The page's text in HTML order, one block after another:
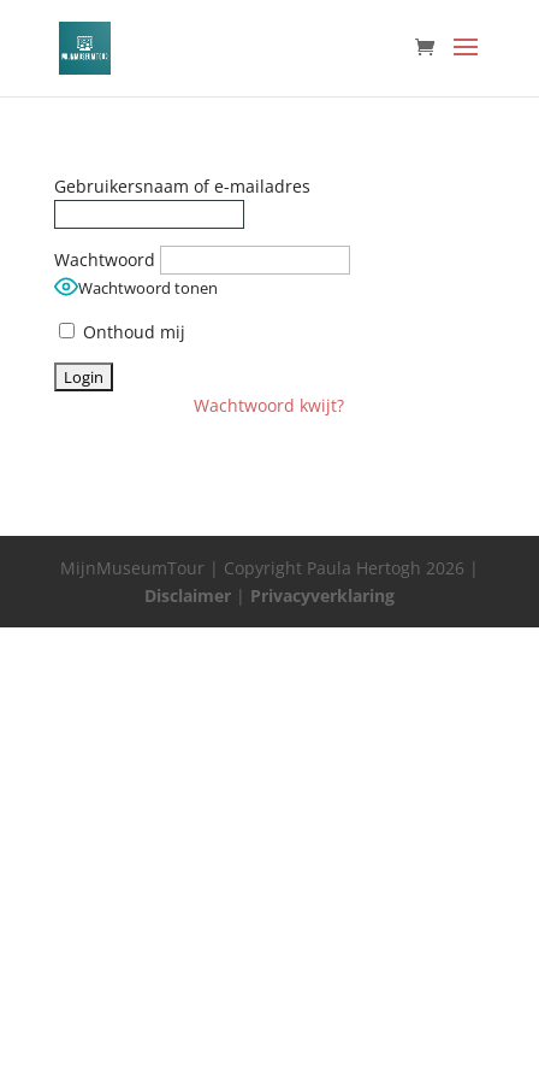
Gebruikersnaam of e-mailadres
Wachtwoord
Wachtwoord tonen
Onthoud mij
Wachtwoord kwijt?
MijnMuseumTour | Copyright Paula Hertogh 2026 |
Disclaimer| Privacyverklaring